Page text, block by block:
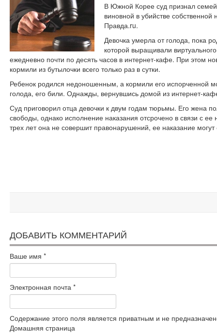
В Южной Корее суд признал
виновной в убийстве
Правда.ru.
Девочка умерла от голода, пока
которой выращивали
ежедневно почти по десять часов в интернет-кафе. При этом
кормили из бутылочки всего только раз в сутки.
Ребенок родился недоношенным, а кормили его испорченной
голода, его били. Однажды, вернувшись домой из интернет-
Суд приговорил отца девочки к двум годам тюрьмы. Его жена
свободы, однако исполнение наказания отсрочено в связи с
трех лет она не совершит правонарушений, ее наказание могут
ДОБАВИТЬ КОММЕНТАРИЙ
Ваше имя *
Электронная почта *
Содержание этого поля является приватным и не
Домашняя страница